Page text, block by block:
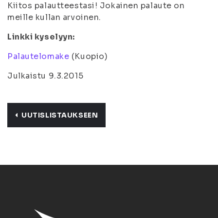
Kiitos palautteestasi! Jokainen palaute on
meille kullan arvoinen.
Linkki kyselyyn:
Palautelomake (Kuopio)
Julkaistu 9.3.2015
UUTISLISTAUKSEEN